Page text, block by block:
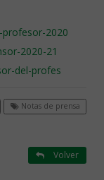
2020
2020-21
del-profes
Notas de prensa
Volver